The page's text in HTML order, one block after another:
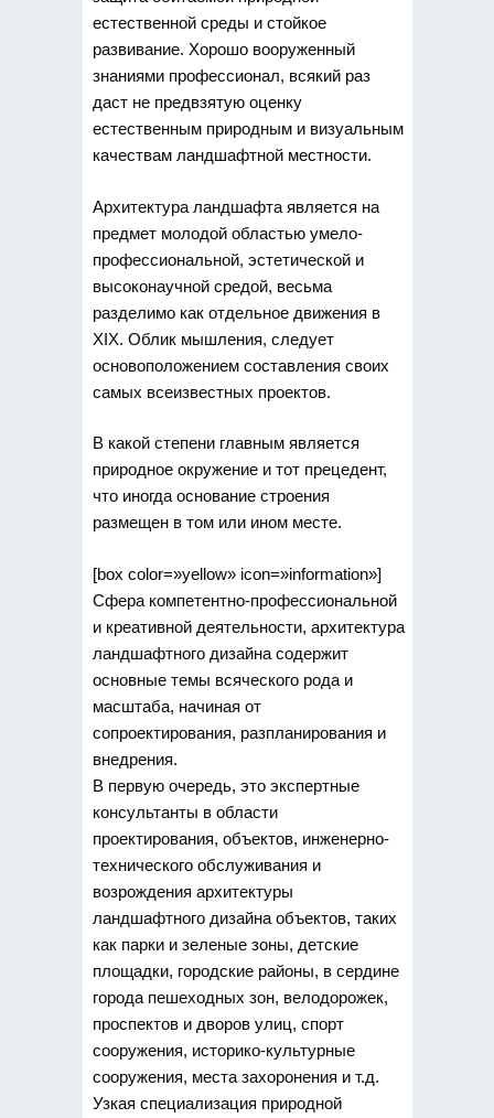
естественной среды и стойкое
развивание. Хорошо вооруженный
знаниями профессионал, всякий раз
даст не предвзятую оценку
естественным природным и визуальным
качествам ландшафтной местности.
Архитектура ландшафта является на
предмет молодой областью умело-
профессиональной, эстетической и
высоконаучной средой, весьма
разделимо как отдельное движения в
XIX. Облик мышления, следует
основоположением составления своих
самых всеизвестных проектов.
В какой степени главным является
природное окружение и тот прецедент,
что иногда основание строения
размещен в том или ином месте.
[box color=»yellow» icon=»information»]
Сфера компетентно-профессиональной
и креативной деятельности, архитектура
ландшафтного дизайна содержит
основные темы всяческого рода и
масштаба, начиная от
сопроектирования, разпланирования и
внедрения.
В первую очередь, это экспертные
консультанты в области
проектирования, объектов, инженерно-
технического обслуживания и
возрождения архитектуры
ландшафтного дизайна объектов, таких
как парки и зеленые зоны, детские
площадки, городские районы, в сердине
города пешеходных зон, велодорожек,
проспектов и дворов улиц, спорт
сооружения, историко-культурные
сооружения, места захоронения и т.д.
Узкая специализация природной